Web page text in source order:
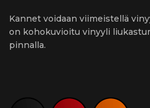
Kannet voidaan viimeistellä
on kohokuvioitu vinyyli
pinnalla.